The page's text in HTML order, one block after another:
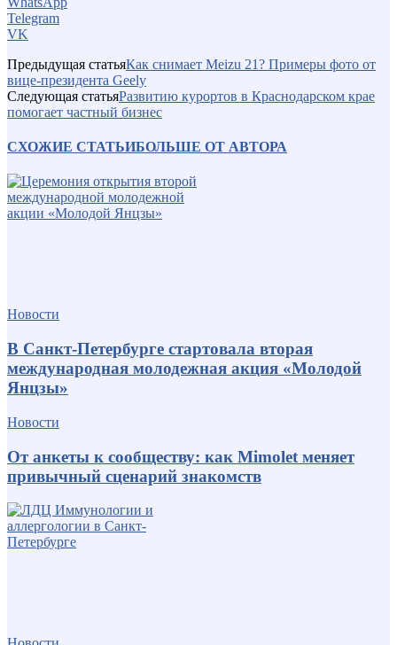
Telegram
VK
Предыдущая статьяКак снимает Meizu 21? Примеры фото от
вице-президента Geely
Следующая статьяРазвитию курортов в Краснодарском крае
помогает частный бизнес
СХОЖИЕ СТАТЬИБОЛЬШЕ ОТ АВТОРА
Новости
В Санкт-Петербурге стартовала вторая
международная молодежная акция «Молодой
Янцзы»
Новости
От анкеты к сообществу: как Mimolet меняет
привычный сценарий знакомств